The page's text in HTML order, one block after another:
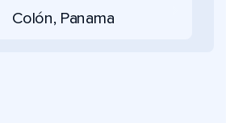
Colón, Panama